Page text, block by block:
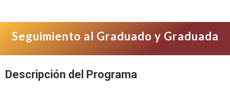
Seguimiento al Graduado y Graduada
Descripción del Programa